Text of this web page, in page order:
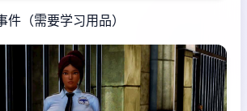
（需要学习用品）